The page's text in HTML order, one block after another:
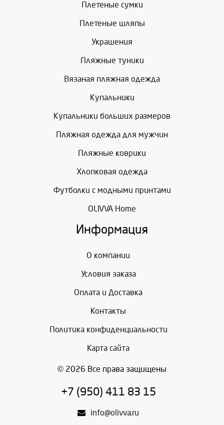
Плетеные сумки
Плетеные шляпы
Украшения
Пляжные туники
Вязаная пляжная одежда
Купальники
Купальники больших размеров
Пляжная одежда для мужчин
Пляжные коврики
Хлопковая одежда
Футболки с модными принтами
OLIVVA Home
Информация
О компании
Условия заказа
Оплата и Доставка
Контакты
Политика конфиденциальности
Карта сайта
© 2026 Все права защищены
+7 (950) 411 83 15
info@olivva.ru